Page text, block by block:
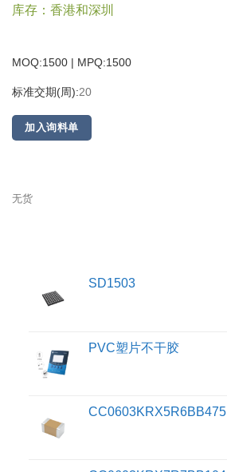
库存：香港和深圳
MOQ:1500 | MPQ:1500
标准交期(周):20
加入询料单
无货
SD1503
PVC塑片不干胶
CC0603KRX5R6BB475